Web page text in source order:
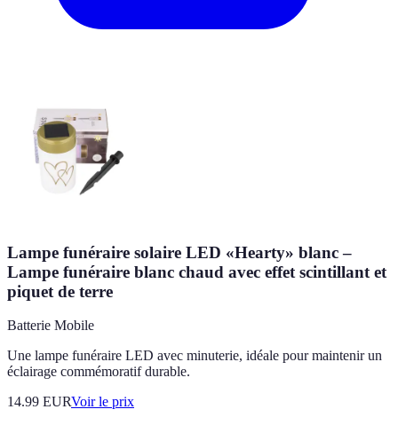
Lampe funéraire solaire LED «Hearty» blanc –
Lampe funéraire blanc chaud avec effet scintillant et
piquet de terre
Batterie Mobile
Une lampe funéraire LED avec minuterie, idéale pour maintenir un
éclairage commémoratif durable.
14.99 EURVoir le prix